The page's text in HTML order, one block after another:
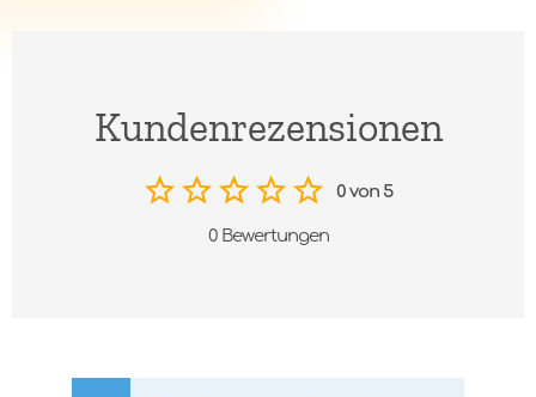
Kundenrezensionen
0 von 5
0 Bewertungen